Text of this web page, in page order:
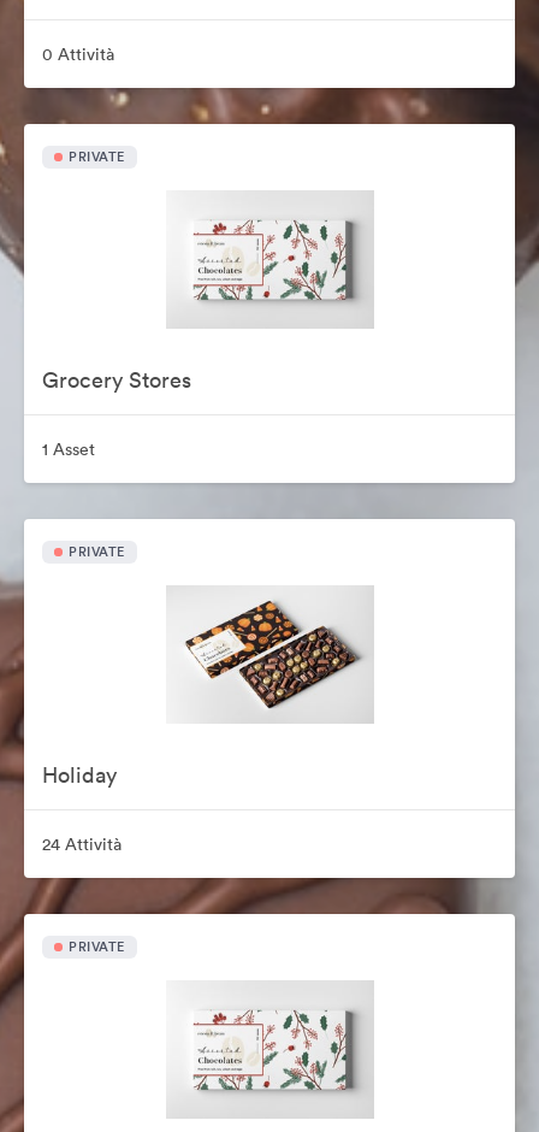
0 Attività
PRIVATE
Grocery Stores
1 Asset
PRIVATE
Holiday
24 Attività
PRIVATE